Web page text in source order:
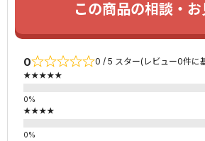
この商品の相談・お
0 0 / 5 スター(レビュー0件に
★★★★★
★★★★